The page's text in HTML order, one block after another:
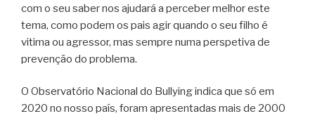
com o seu saber nos ajudará a perceber melhor este
tema, como podem os pais agir quando o seu filho é
vitima ou agressor, mas sempre numa perspetiva de
prevenção do problema.
O Observatório Nacional do Bullying indica que só em
2020 no nosso país, foram apresentadas mais de 2000